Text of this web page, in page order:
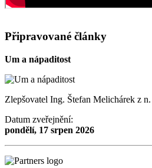
Připravované články
Um a nápaditost
Zlepšovatel Ing. Štefan Melichárek z
Datum zveřejnění:
pondělí, 17 srpen 2026